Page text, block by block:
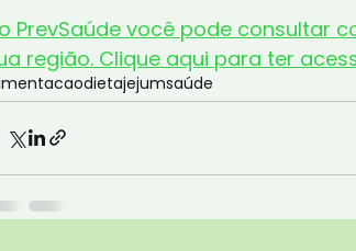
PrevSaúde você pode consultar
região. Clique aqui para ter
dietajejumsaúde